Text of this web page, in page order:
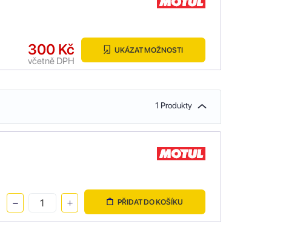
300 Kč
včetně DPH
UKÁZAT MOŽNOSTI
1 Produkty
PŘIDAT DO KOŠÍKU